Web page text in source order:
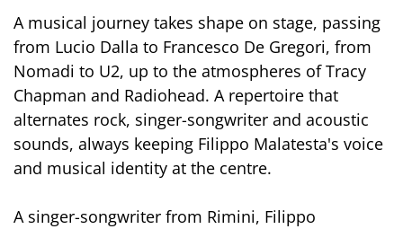
A musical journey takes shape on stage, passing
from Lucio Dalla to Francesco De Gregori, from
Nomadi to U2, up to the atmospheres of Tracy
Chapman and Radiohead. A repertoire that
alternates rock, singer-songwriter and acoustic
sounds, always keeping Filippo Malatesta's voice
and musical identity at the centre.
A singer-songwriter from Rimini, Filippo